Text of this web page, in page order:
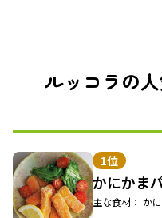
ルッコラの
1位
かにかま
主な食材： か